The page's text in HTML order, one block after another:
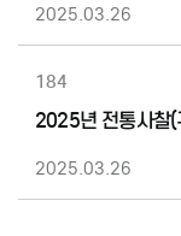
2025.03.26
184
2025년 전통사찰(
2025.03.26